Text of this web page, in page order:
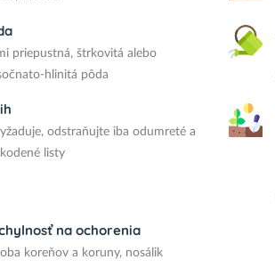
priepustná, štrkovitá alebo
hlinitá pôda
odstraňujte iba odumreté a
listy
na ochorenia
koreňov a koruny, nosálik